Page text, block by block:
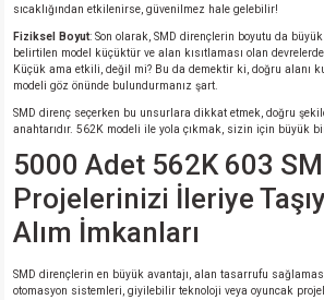
sıcaklığından etkilenirse, güvenilmez hale gelebilir!
Fiziksel Boyut: Son olarak, SMD dirençlerin boyutu da
belirtilen model küçüktür ve alan kısıtlaması olan
Küçük ama etkili, değil mi? Bu da demektir ki, doğru alanı
modeli göz önünde bulundurmanız şart.
SMD direnç seçerken bu unsurlara dikkat etmek, doğru
anahtarıdır. 562K modeli ile yola çıkmak, sizin için büyük
5000 Adet 562K 603
Projelerinizi İleriye
Alım İmkanları
SMD dirençlerin en büyük avantajı, alan tasarrufu
otomasyon sistemleri, giyilebilir teknoloji veya oyuncak